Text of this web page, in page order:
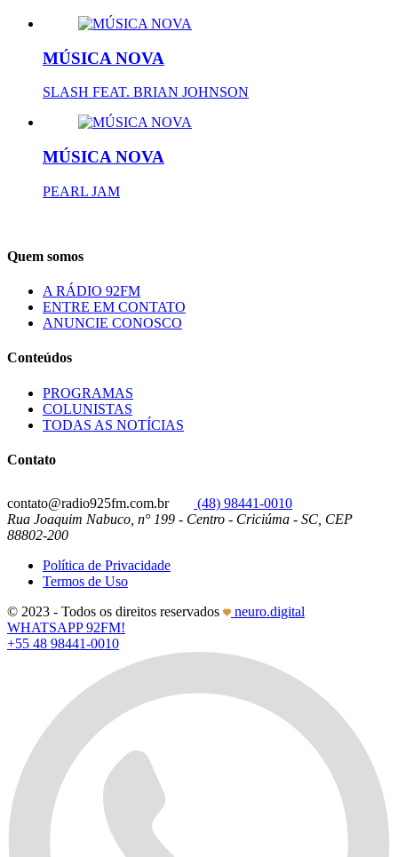
MÚSICA NOVA
SLASH FEAT. BRIAN JOHNSON
MÚSICA NOVA
PEARL JAM
Quem somos
A RÁDIO 92FM
ENTRE EM CONTATO
ANUNCIE CONOSCO
Conteúdos
PROGRAMAS
COLUNISTAS
TODAS AS NOTÍCIAS
Contato
contato@radio925fm.com.br
(48) 98441-0010
Rua Joaquim Nabuco, n° 199 - Centro - Criciúma - SC, CEP
88802-200
Política de Privacidade
Termos de Uso
© 2023 - Todos os direitos reservados
neuro.digital
WHATSAPP 92FM!
+55 48 98441-0010